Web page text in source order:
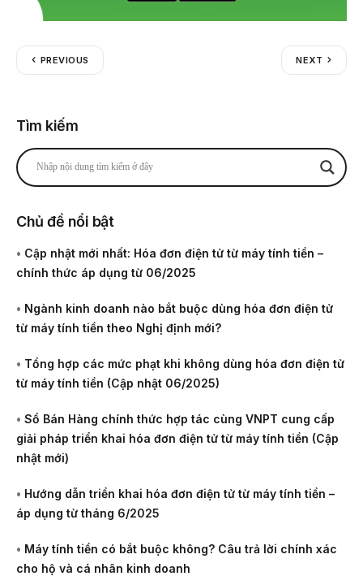
PREVIOUS NEXT
Tìm kiếm
Chủ đề nổi bật
• Cập nhật mới nhất: Hóa đơn điện tử từ máy tính tiền –
chính thức áp dụng từ 06/2025
• Ngành kinh doanh nào bắt buộc dùng hóa đơn điện tử
từ máy tính tiền theo Nghị định mới?
• Tổng hợp các mức phạt khi không dùng hóa đơn điện tử
từ máy tính tiền (Cập nhật 06/2025)
• Sổ Bán Hàng chính thức hợp tác cùng VNPT cung cấp
giải pháp triển khai hóa đơn điện tử từ máy tính tiền (Cập
nhật mới)
• Hướng dẫn triển khai hóa đơn điện tử từ máy tính tiền –
áp dụng từ tháng 6/2025
• Máy tính tiền có bắt buộc không? Câu trả lời chính xác
cho hộ và cá nhân kinh doanh